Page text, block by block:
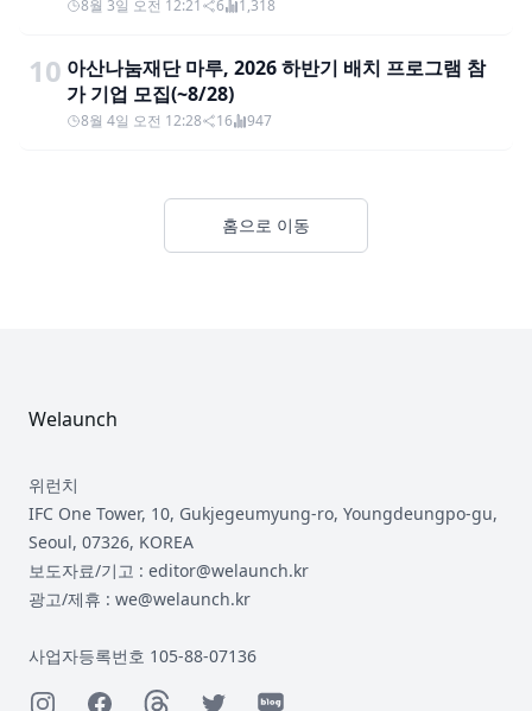
8월 3일 오전 12:21 6 1,318
10 아산나눔재단 마루, 2026 하반기 배치 프로그램 참
가 기업 모집(~8/28)
8월 4일 오전 12:28 16 947
홈으로 이동
Welaunch
위런치
IFC One Tower, 10, Gukjegeumyung-ro, Youngdeungpo-gu,
Seoul, 07326, KOREA
보도자료/기고 : editor@welaunch.kr
광고/제휴 : we@welaunch.kr
사업자등록번호 105-88-07136
InstagramFacebookThreadsTwitterNaver